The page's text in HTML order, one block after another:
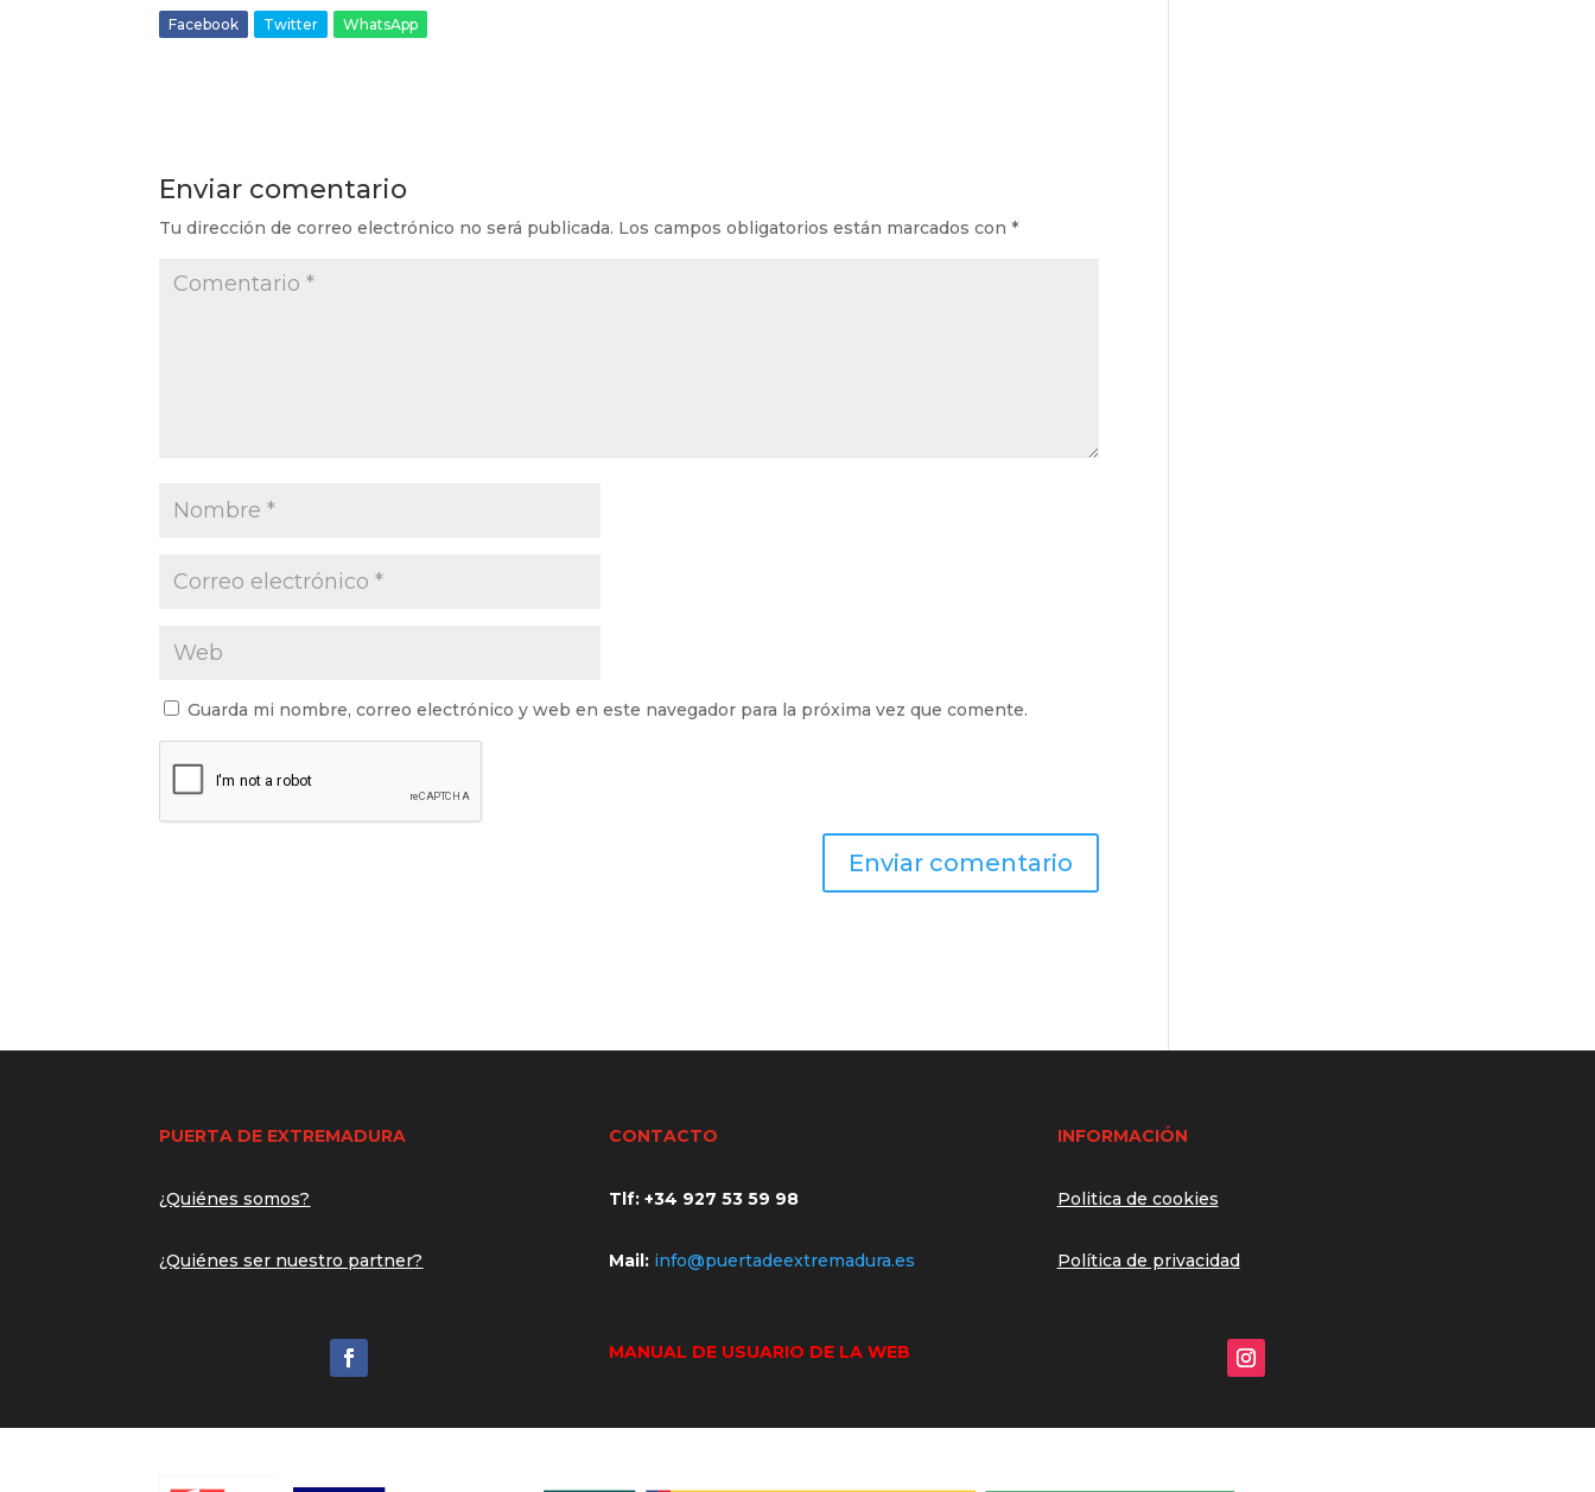
Facebook Twitter WhatsApp
Enviar comentario
Tu dirección de correo electrónico no será publicada. Los campos obligatorios están marcados con*
Guarda mi nombre, correo electrónico y web en este navegador para la próxima vez que comente.
PUERTA DE EXTREMADURA
¿Quiénes somos?
¿Quiénes ser nuestro partner?
CONTACTO
Tlf: +34 927 53 59 98
Mail: info@puertadeextremadura.es
INFORMACIÓN
Politica de cookies
Política de privacidad
MANUAL DE USUARIO DE LA WEB